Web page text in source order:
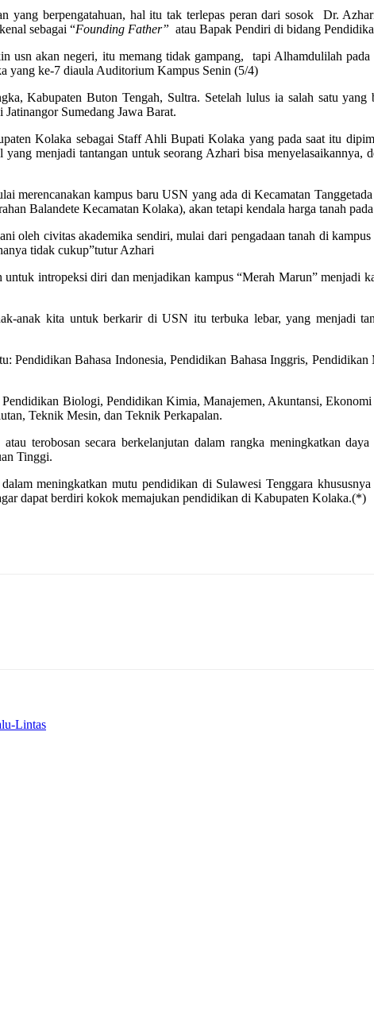
yang berpengatahuan, hal itu tak terlepas peran dari sosok Dr.
sebagai “Founding Father” atau Bapak Pendiri di bidang
akan negeri, itu memang tidak gampang, tapi Alhamdulilah
yang ke-7 diaula Auditorium Kampus Senin (5/4)
Kabupaten Buton Tengah, Sultra. Setelah lulus ia salah satu yang
Sumedang Jawa Barat.
Kolaka sebagai Staff Ahli Bupati Kolaka yang pada saat itu
menjadi tantangan untuk seorang Azhari bisa menyelasaikannya,
kampus baru USN yang ada di Kecamatan
Balandete Kecamatan Kolaka), akan tetapi kendala harga tanah
oleh civitas akademika sendiri, mulai dari pengadaan tanah di
tidak cukup”tutur Azhari
intropeksi diri dan menjadikan kampus “Merah Marun” menjadi
anak kita untuk berkarir di USN itu terbuka lebar, yang menjadi
Bahasa Indonesia, Pendidikan Bahasa Inggris,
Biologi, Pendidikan Kimia, Manajemen, Akuntansi,
Teknik Mesin, dan Teknik Perkapalan.
terobosan secara berkelanjutan dalam rangka meningkatkan
Tinggi.
meningkatkan mutu pendidikan di Sulawesi Tenggara
dapat berdiri kokok memajukan pendidikan di Kabupaten Kolaka.(*)
Lintas